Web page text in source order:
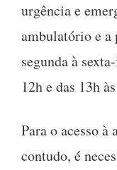
urgência e
ambulatório e a
segunda à
12h e das 13h
Para o acesso
contudo, é